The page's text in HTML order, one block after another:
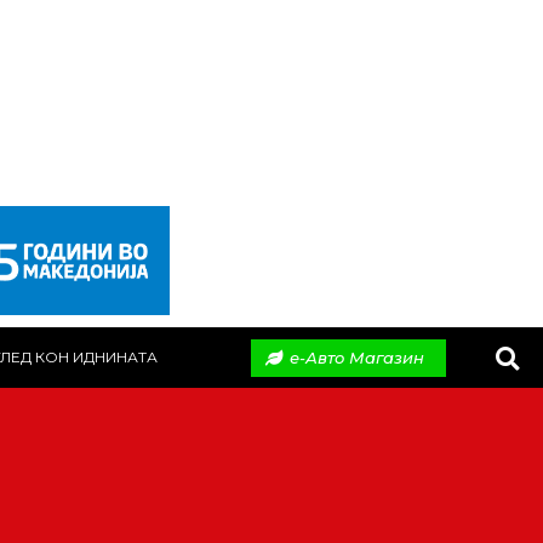
КОН ИДНИНАТА е-Авто Магазин